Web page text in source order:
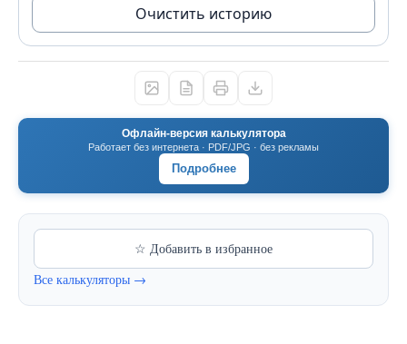
Очистить историю
Офлайн-версия калькулятора
Работает без интернета · PDF/JPG · без рекламы
Подробнее
☆ Добавить в избранное
Все калькуляторы →